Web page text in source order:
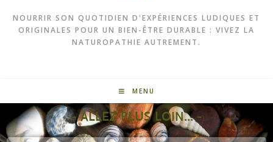
NOURRIR SON QUOTIDIEN D'EXPÉRIENCES LUDIQUES ET
ORIGINALES POUR UN BIEN-ÊTRE DURABLE : VIVEZ LA
NATUROPATHIE AUTREMENT.
MENU
- ALLEZ PLUS LOIN... -